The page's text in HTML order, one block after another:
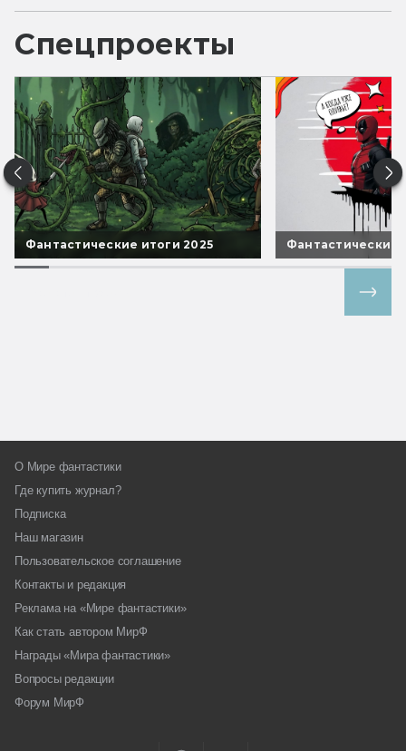
Спецпроекты
Фантастические итоги 2025 Фантастические
О Мире фантастики
Где купить журнал?
Подписка
Наш магазин
Пользовательское соглашение
Контакты и редакция
Реклама на «Мире фантастики»
Как стать автором МирФ
Награды «Мира фантастики»
Вопросы редакции
Форум МирФ